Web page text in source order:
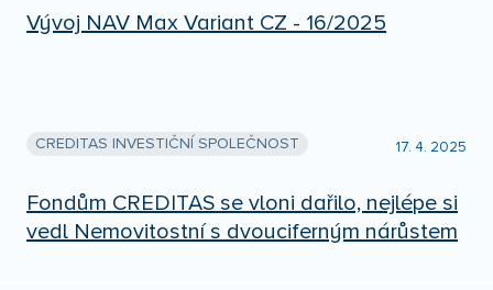
Vývoj NAV Max Variant CZ - 16/2025
CREDITAS INVESTIČNÍ SPOLEČNOST 17. 4. 2025
Fondům CREDITAS se vloni dařilo, nejlépe si
vedl Nemovitostní s dvouciferným nárůstem